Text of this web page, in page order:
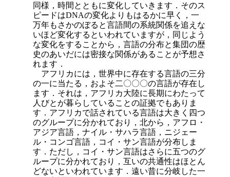
同様，時間とともに変化していきます．そのス
ピードはDNAの変化よりもはるかに早く，一
万年もさかのぼると言語間の系統関係を追えな
いほど変化するといわれていますが，同じよう
な変化をすることから，言語の分布と集団の歴
史のあいだには密接な関係があることが予想さ
れます．
アフリカには，世界中に存在する言語の三分
の一に当たる，およそ二〇〇〇の言語が存在し
ます．それは，アフリカ大陸に長期にわたって
人びとが暮らしていることの証拠でもありま
す． アフリカで話されている言語は大きく四つ
のグループに分かれており，北から，アフロ・
アジア言語，ナイル・サハラ言語，ニジェー
ル・コンゴ言語，コイ・サン言語が分布しま
す．ただし，コイ・サン言語はさらに五つのグ
ループに分かれており，互いの共通性はほとん
どないといわれています．遠い昔に分岐した一